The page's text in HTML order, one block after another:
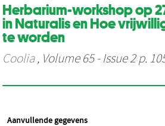
Herbarium-workshop op
in Naturalis en Hoe
te worden
Coolia, Volume 65 - Issue 2 p.
Aanvullende gegevens